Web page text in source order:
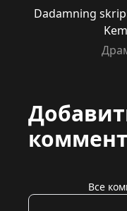
Dadamning
Все